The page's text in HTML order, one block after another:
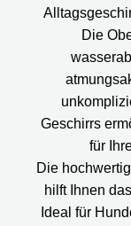
Die
Geschirrs
für
Die
hilft Ihnen
Ideal für